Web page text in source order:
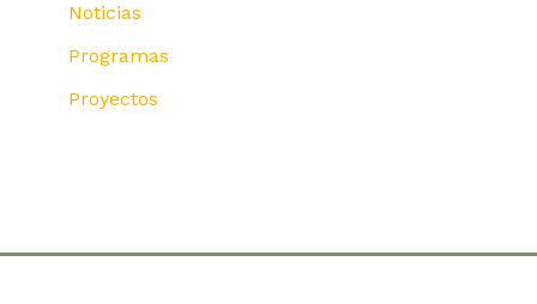
Noticias
Programas
Proyectos